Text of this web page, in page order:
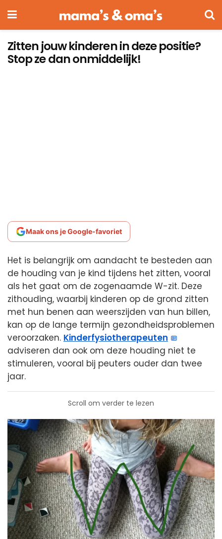
Zitten jouw kinderen in deze positie?
Stop ze dan onmiddelijk!
Maak ons je Google-favoriet
Het is belangrijk om aandacht te besteden aan
de houding van je kind tijdens het zitten, vooral
als het gaat om de zogenaamde W-zit. Deze
zithouding, waarbij kinderen op de grond zitten
met hun benen aan weerszijden van hun billen,
kan op de lange termijn gezondheidsproblemen
veroorzaken. Kinderfysiotherapeuten
adviseren dan ook om deze houding niet te
stimuleren, vooral bij peuters ouder dan twee
jaar.
Scroll om verder te lezen